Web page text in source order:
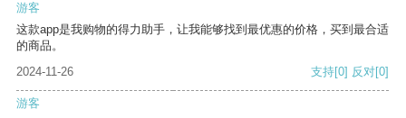
游客
这款app是我购物的得力助手，让我能够找到最优惠的价格，买到最合适
的商品。
2024-11-26
支持[0] 反对[0]
游客